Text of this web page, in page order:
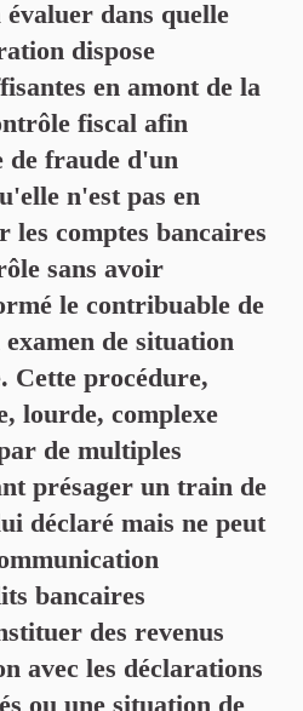
dans quelle
dispose
en amont de la
fiscal afin
de fraude d'un
n'est pas en
les comptes bancaires
sans avoir
le contribuable de
de situation
Cette procédure,
lourde, complexe
de multiples
présager un train de
déclaré mais ne peut
bancaires
des revenus
avec les déclarations
ou une situation de